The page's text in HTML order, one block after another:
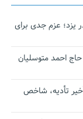
یزد؛ عزم جدی برای
احمد متوسلیان
تأدیه، شاخص